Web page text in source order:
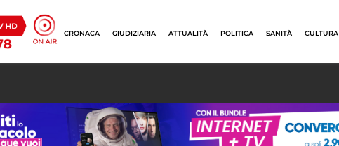
CRONACA GIUDIZIARIA ATTUALITÀ POLITICA SANITÀ CULTURA